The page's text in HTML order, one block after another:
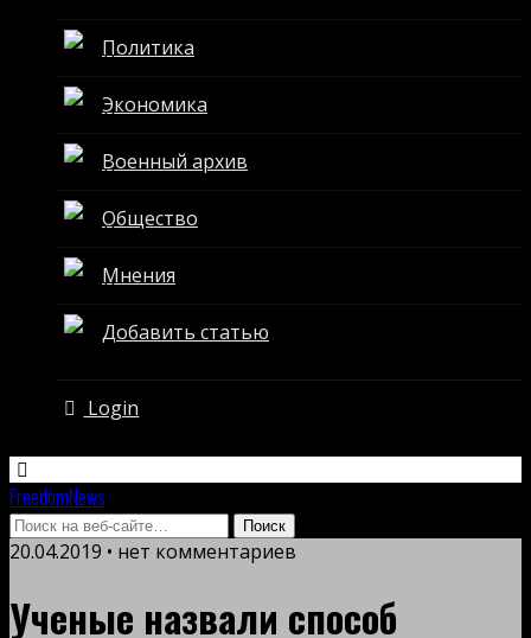
Политика
Экономика
Военный архив
Общество
Мнения
Добавить статью
Login
FreedomNews
20.04.2019 • нет комментариев
Ученые назвали способ